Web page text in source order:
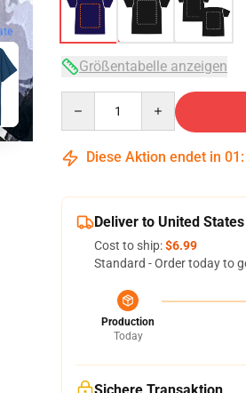
Größentabelle anzeigen
Diese Aktion endet in 01
Deliver to United States
Cost to ship:$6.99
Standard - Order today to
Production
Today